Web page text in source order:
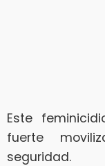
Este
fuerte
seguridad.